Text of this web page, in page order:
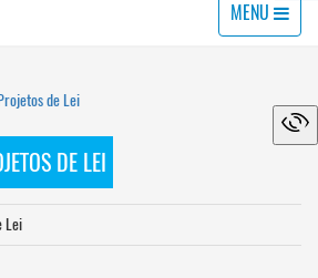
MENU
de Lei
DE LEI
Lei